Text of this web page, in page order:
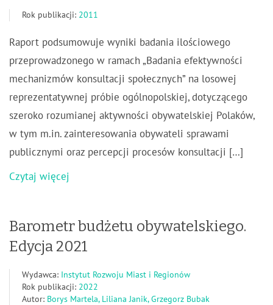
Rok publikacji: 2011
Raport podsumowuje wyniki badania ilościowego
przeprowadzonego w ramach „Badania efektywności
mechanizmów konsultacji społecznych” na losowej
reprezentatywnej próbie ogólnopolskiej, dotyczącego
szeroko rozumianej aktywności obywatelskiej Polaków,
w tym m.in. zainteresowania obywateli sprawami
publicznymi oraz percepcji procesów konsultacji […]
Czytaj więcej
Barometr budżetu obywatelskiego.
Edycja 2021
Wydawca: Instytut Rozwoju Miast i Regionów
Rok publikacji: 2022
Autor: Borys Martela, Liliana Janik, Grzegorz Bubak